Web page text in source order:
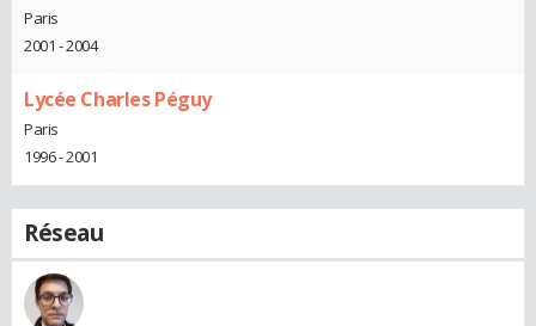
Paris
2001 - 2004
Lycée Charles Péguy
Paris
1996 - 2001
Réseau